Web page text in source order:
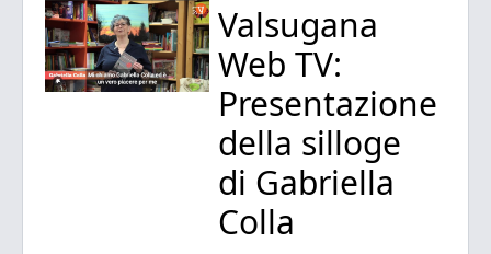
Valsugana
Web TV:
Presentazione
della silloge
di Gabriella
Colla